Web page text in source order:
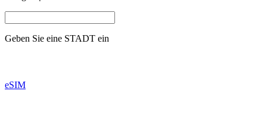
Geben Sie eine STADT ein
eSIM